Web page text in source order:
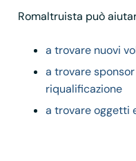
Romaltruista può
a trovare nuovi
a trovare
riqualificazione
a trovare oggetti